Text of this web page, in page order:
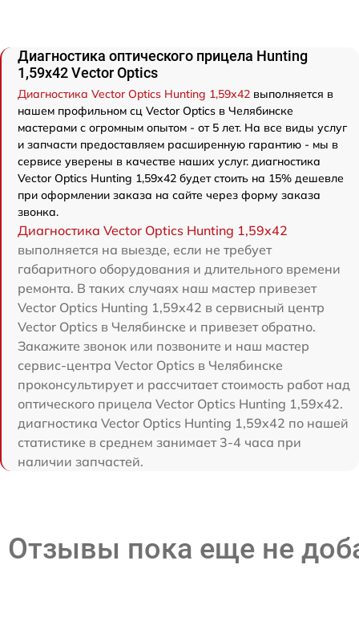
Диагностика оптического прицела Hunting
1,59x42 Vector Optics
Диагностика Vector Optics Hunting 1,59x42 выполняется в
нашем профильном сц Vector Optics в Челябинске
мастерами с огромным опытом - от 5 лет. На все виды услуг
и запчасти предоставляем расширенную гарантию - мы в
сервисе уверены в качестве наших услуг. диагностика
Vector Optics Hunting 1,59x42 будет стоить на 15% дешевле
при оформлении заказа на сайте через форму заказа
звонка.
Диагностика Vector Optics Hunting 1,59x42
выполняется на выезде, если не требует
габаритного оборудования и длительного времени
ремонта. В таких случаях наш мастер привезет
Vector Optics Hunting 1,59x42 в сервисный центр
Vector Optics в Челябинске и привезет обратно.
Закажите звонок или позвоните и наш мастер
сервис-центра Vector Optics в Челябинске
проконсультирует и рассчитает стоимость работ над
оптического прицела Vector Optics Hunting 1,59x42.
диагностика Vector Optics Hunting 1,59x42 по нашей
статистике в среднем занимает 3-4 часа при
наличии запчастей.
Отзывы пока еще не